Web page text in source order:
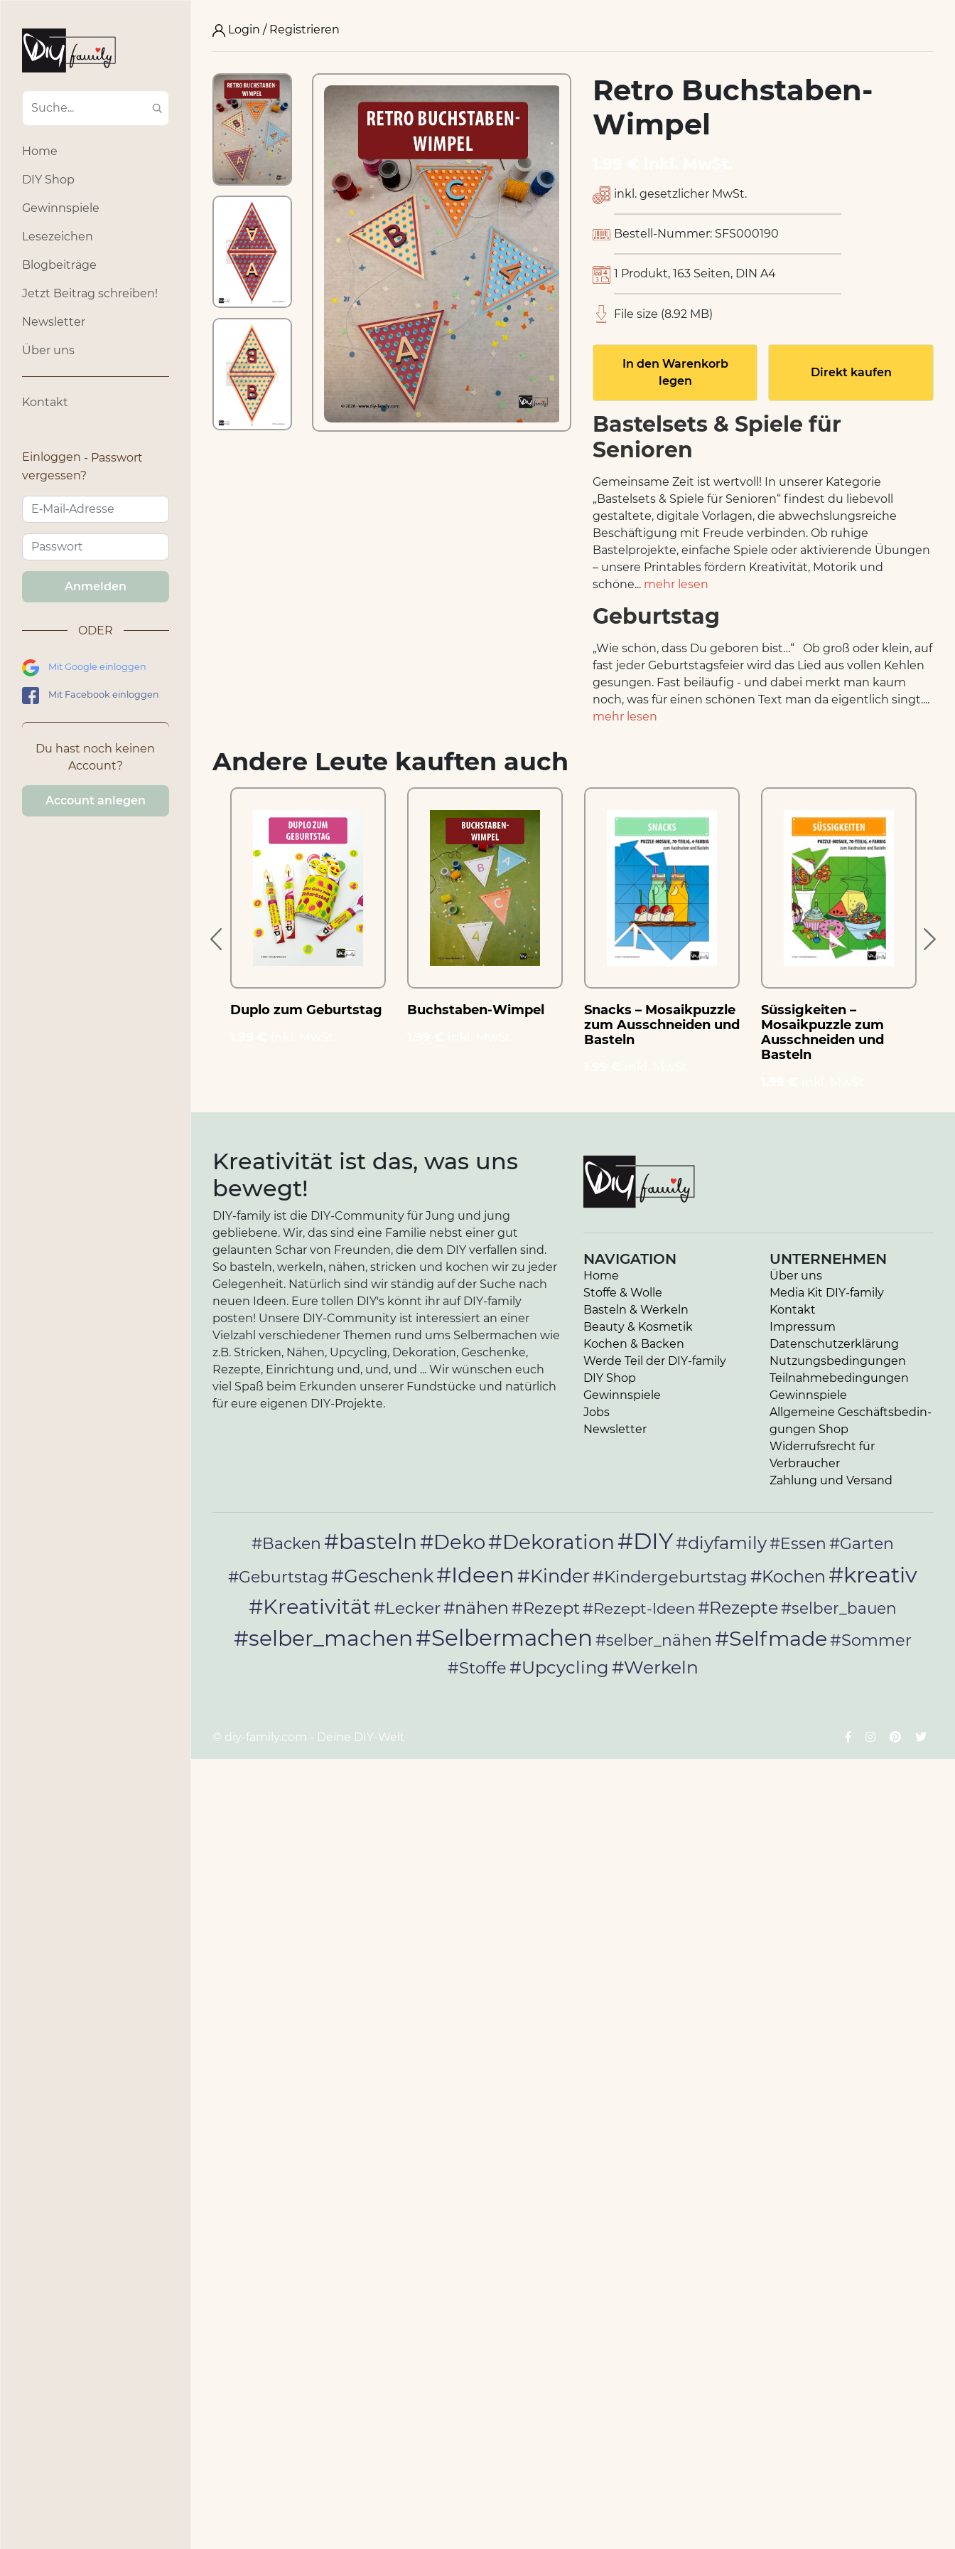
Home
DIY Shop
Gewinnspiele
Lesezeichen
Blogbeiträge
Jetzt Beitrag schreiben!
Newsletter
Über uns
Kontakt
Einloggen
Passwort
vergessen?
Anmelden
ODER
Mit Google einloggen
Mit Facebook einloggen
Du hast noch keinen
Account?
Account anlegen
Login / Registrieren
Retro Buchstaben-
Wimpel
inkl. gesetzlicher MwSt.
Bestell-Nummer: SFS000190
1 Produkt, 163 Seiten, DIN A4
File size (8.92 MB)
In den Warenkorb
legen
Direkt kaufen
Bastelsets & Spiele für
Senioren
Gemeinsame Zeit ist wertvoll! In unserer Kategorie
„Bastelsets & Spiele für Senioren“ findest du liebevoll
gestaltete, digitale Vorlagen, die abwechslungsreiche
Beschäftigung mit Freude verbinden. Ob ruhige
Bastelprojekte, einfache Spiele oder aktivierende Übungen
– unsere Printables fördern Kreativität, Motorik und
schöne... mehr lesen
Geburtstag
„Wie schön, dass Du geboren bist…“ Ob groß oder klein, auf
fast jeder Geburtstagsfeier wird das Lied aus vollen Kehlen
gesungen. Fast beiläufig - und dabei merkt man kaum
noch, was für einen schönen Text man da eigentlich singt....
mehr lesen
Andere Leute kauften auch
Duplo zum Geburtstag Buchstaben-Wimpel
Snacks – Mosaikpuzzle
zum Ausschneiden und
Basteln
Süssigkeiten –
Mosaikpuzzle zum
Ausschneiden und
Basteln
Kreativität ist das, was uns
bewegt!
DIY-family ist die DIY-Community für Jung und jung
gebliebene. Wir, das sind eine Familie nebst einer gut
gelaunten Schar von Freunden, die dem DIY verfallen sind.
So basteln, werkeln, nähen, stricken und kochen wir zu jeder
Gelegenheit. Natürlich sind wir ständig auf der Suche nach
neuen Ideen. Eure tollen DIY's könnt ihr auf DIY-family
posten! Unsere DIY-Community ist interessiert an einer
Vielzahl verschiedener Themen rund ums Selbermachen wie
z.B. Stricken, Nähen, Upcycling, Dekoration, Geschenke,
Rezepte, Einrichtung und, und, und ... Wir wünschen euch
viel Spaß beim Erkunden unserer Fundstücke und natürlich
für eure eigenen DIY-Projekte.
NAVIGATION
Home
Stoffe & Wolle
Basteln & Werkeln
Beauty & Kosmetik
Kochen & Backen
Werde Teil der DIY-family
DIY Shop
Gewinnspiele
Jobs
Newsletter
UNTERNEHMEN
Über uns
Media Kit DIY-family
Kontakt
Impressum
Da­ten­schutz­er­klä­rung
Nut­zungs­be­din­gun­gen
Teil­nah­me­be­din­gun­gen
Gewinnspiele
Allgemeine Ge­schäfts­be­din­
gun­gen Shop
Widerrufsrecht für
Verbraucher
Zahlung und Versand
#Backen #basteln#Deko#Dekoration #DIY#diyfamily#Essen #Garten
#Geburtstag #Geschenk#Ideen #Kinder#Kindergeburtstag #Kochen #kreativ
#Kreativität#Lecker#nähen #Rezept#Rezept-Ideen #Rezepte#selber_bauen
#selber_machen#Selbermachen #selber_nähen #Selfmade#Sommer
#Stoffe#Upcycling #Werkeln
© diy-family.com - Deine DIY-Welt